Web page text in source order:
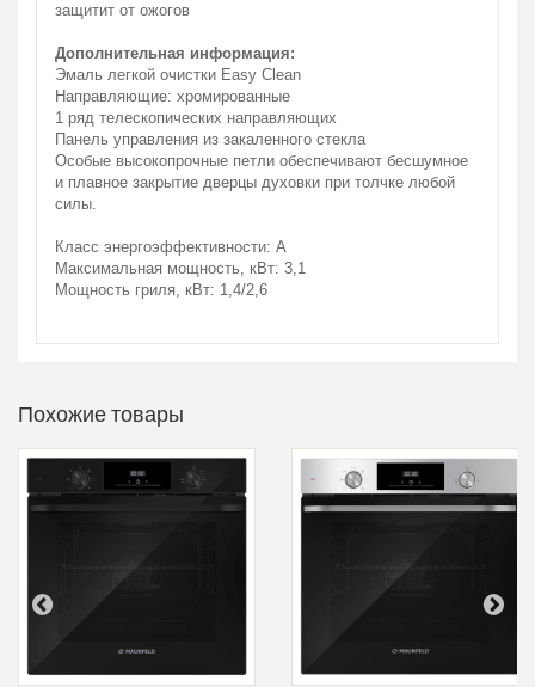
защитит от ожогов
Дополнительная информация:
Эмаль легкой очистки Easy Clean
Направляющие: хромированные
1 ряд телескопических направляющих
Панель управления из закаленного стекла
Особые высокопрочные петли обеспечивают бесшумное
и плавное закрытие дверцы духовки при толчке любой
силы.
Класс энергоэффективности: A
Максимальная мощность, кВт: 3,1
Мощность гриля, кВт: 1,4/2,6
Похожие товары